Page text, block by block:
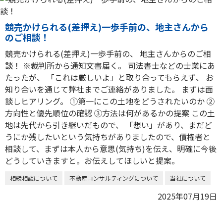
競売かけられる(差押え)一歩手前の、地主さんから
のご相談！
競売かけられる(差押え)一歩手前の、 地主さんからのご相
談！ ※裁判所から通知文書届く。 司法書士などの士業にあ
たったが、 「これは厳しいよ」と取り合ってもらえず、 お
知り合いを通じて弊社までご連絡がありました。 まずは面
談しヒアリング。 ①第一にこの土地をどうされたいのか ②
方向性と優先順位の確認 ③方法は何があるかの提案 この土
地は先代から引き継いだもので、 「想い」があり、まだど
うにか残したいという気持ちがありましたので、債権者と
相談して、まずは本人から意思(気持ち)を伝え、明確に今後
どうしていきますと。お伝えしてほしいと提案。
相続相談について 不動産コンサルティングについて 当社について
2025年07月19日